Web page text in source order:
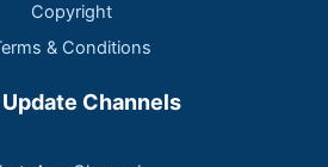
Copyright
& Conditions
Update Channels